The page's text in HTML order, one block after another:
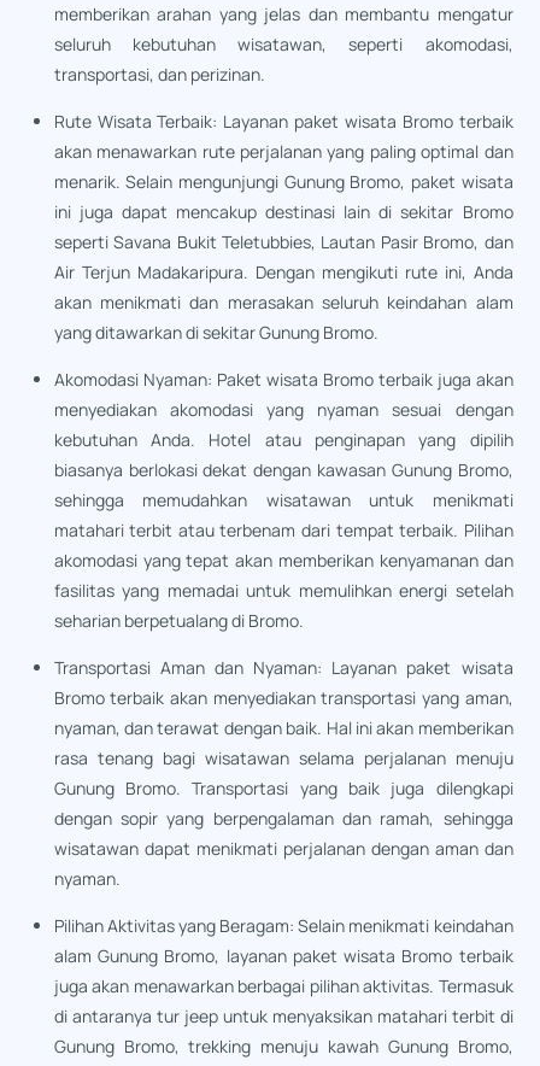
memberikan arahan yang jelas dan membantu mengatur
seluruh kebutuhan wisatawan, seperti akomodasi,
transportasi, dan perizinan.
Rute Wisata Terbaik: Layanan paket wisata Bromo terbaik
akan menawarkan rute perjalanan yang paling optimal dan
menarik. Selain mengunjungi Gunung Bromo, paket wisata
ini juga dapat mencakup destinasi lain di sekitar Bromo
seperti Savana Bukit Teletubbies, Lautan Pasir Bromo, dan
Air Terjun Madakaripura. Dengan mengikuti rute ini, Anda
akan menikmati dan merasakan seluruh keindahan alam
yang ditawarkan di sekitar Gunung Bromo.
Akomodasi Nyaman: Paket wisata Bromo terbaik juga akan
menyediakan akomodasi yang nyaman sesuai dengan
kebutuhan Anda. Hotel atau penginapan yang dipilih
biasanya berlokasi dekat dengan kawasan Gunung Bromo,
sehingga memudahkan wisatawan untuk menikmati
matahari terbit atau terbenam dari tempat terbaik. Pilihan
akomodasi yang tepat akan memberikan kenyamanan dan
fasilitas yang memadai untuk memulihkan energi setelah
seharian berpetualang di Bromo.
Transportasi Aman dan Nyaman: Layanan paket wisata
Bromo terbaik akan menyediakan transportasi yang aman,
nyaman, dan terawat dengan baik. Hal ini akan memberikan
rasa tenang bagi wisatawan selama perjalanan menuju
Gunung Bromo. Transportasi yang baik juga dilengkapi
dengan sopir yang berpengalaman dan ramah, sehingga
wisatawan dapat menikmati perjalanan dengan aman dan
nyaman.
Pilihan Aktivitas yang Beragam: Selain menikmati keindahan
alam Gunung Bromo, layanan paket wisata Bromo terbaik
juga akan menawarkan berbagai pilihan aktivitas. Termasuk
di antaranya tur jeep untuk menyaksikan matahari terbit di
Gunung Bromo, trekking menuju kawah Gunung Bromo,